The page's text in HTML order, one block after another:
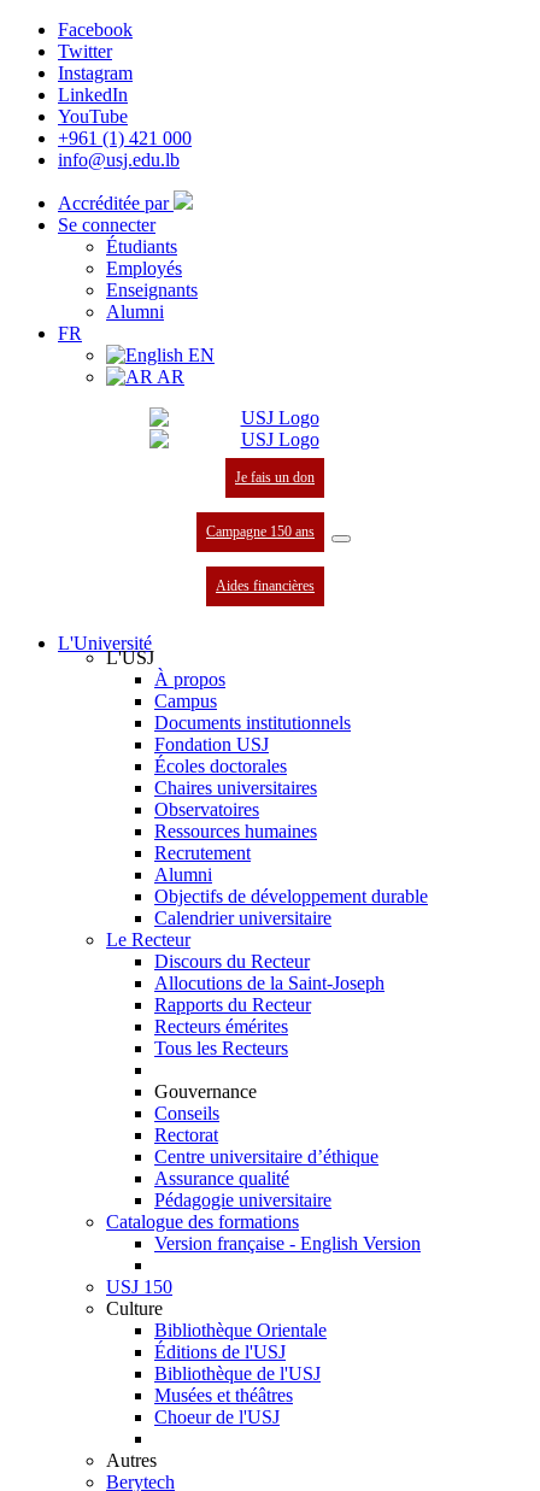
Facebook
Twitter
Instagram
LinkedIn
YouTube
+961 (1) 421 000
info@usj.edu.lb
Accréditée par
Se connecter
Étudiants
Employés
Enseignants
Alumni
FR
EN
AR
Je fais un don
Campagne 150 ans
Aides financières
L'Université
L'USJ
À propos
Campus
Documents institutionnels
Fondation USJ
Écoles doctorales
Chaires universitaires
Observatoires
Ressources humaines
Recrutement
Alumni
Objectifs de développement durable
Calendrier universitaire
Le Recteur
Discours du Recteur
Allocutions de la Saint-Joseph
Rapports du Recteur
Recteurs émérites
Tous les Recteurs
Gouvernance
Conseils
Rectorat
Centre universitaire d’éthique
Assurance qualité
Pédagogie universitaire
Catalogue des formations
Version française - English Version
USJ 150
Culture
Bibliothèque Orientale
Éditions de l'USJ
Bibliothèque de l'USJ
Musées et théâtres
Choeur de l'USJ
Autres
Berytech